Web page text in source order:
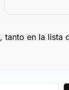
tanto en la lista